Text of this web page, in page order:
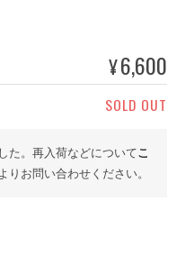
¥6,600
SOLD OUT
た。再入荷などについてこ
よりお問い合わせください。